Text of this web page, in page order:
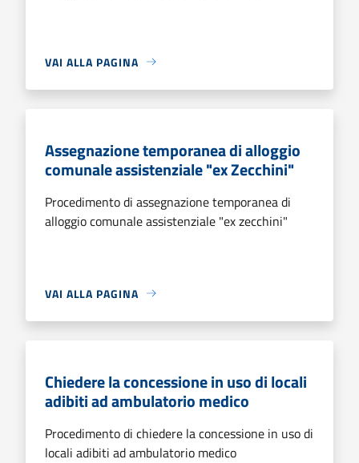
VAI ALLA PAGINA
Assegnazione temporanea di alloggio
comunale assistenziale "ex Zecchini"
Procedimento di assegnazione temporanea di
alloggio comunale assistenziale "ex zecchini"
VAI ALLA PAGINA
Chiedere la concessione in uso di locali
adibiti ad ambulatorio medico
Procedimento di chiedere la concessione in uso di
locali adibiti ad ambulatorio medico